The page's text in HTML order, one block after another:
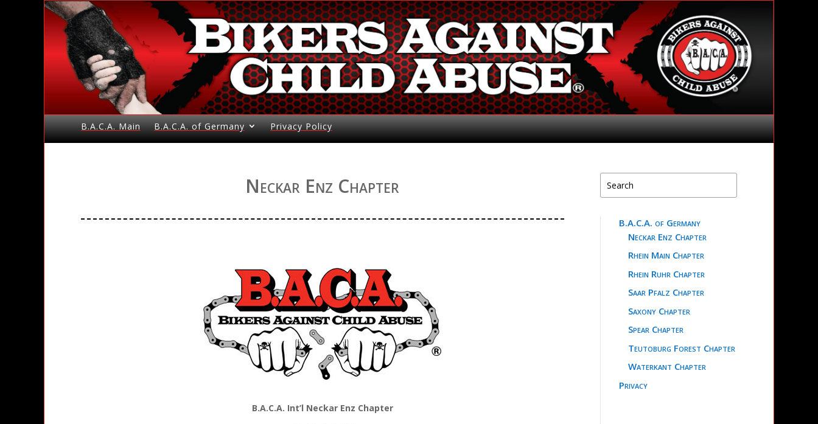
B.A.C.A. Main B.A.C.A. of Germany Privacy Policy
Neckar Enz Chapter
B.A.C.A. Int’l Neckar Enz Chapter
B.A.C.A. of Germany
Neckar Enz Chapter
Rhein Main Chapter
Rhein Ruhr Chapter
Saar Pfalz Chapter
Saxony Chapter
Spear Chapter
Teutoburg Forest Chapter
Waterkant Chapter
Privacy